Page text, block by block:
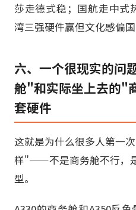
莎走德式稳；国航走中式
湾三强硬件赢但文化感偏国
六、一个很现实的问
舱"和实际坐上去的"
套硬件
这就是为什么很多人第一
样"——不是商务舱不行，
型。